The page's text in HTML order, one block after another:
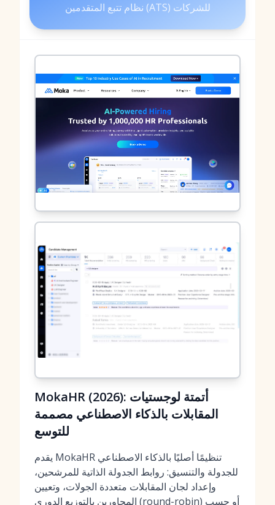
نظام تتبع المتقدمين (ATS) للشركات
MokaHR (2026): أتمتة لوجستيات
المقابلات بالذكاء الاصطناعي مصممة
للتوسع
يقدم MokaHR تنظيمًا أصليًا بالذكاء الاصطناعي
للجدولة والتنسيق: روابط الجدولة الذاتية للمرشحين،
وإعداد لجان المقابلات متعددة الجولات، وتعيين
المحاورين بالتوزيع الدوري (round-robin) أو حسب